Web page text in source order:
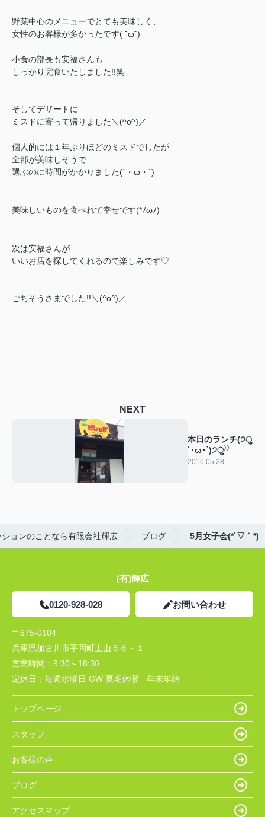
野菜中心のメニューでとても美味しく、
女性のお客様が多かったです( ˘ω˘)
小食の部長も安福さんも
しっかり完食いたしました!!笑
そしてデザートに
ミスドに寄って帰りました＼(^o^)／
個人的には １年ぶりほどのミスドでしたが
全部が美味しそうで
選ぶのに時間がかかりました(´・ω・`)
美味しいものを食べれて幸せです(*ﾉωﾉ)
次は安福さんが
いいお店を探してくれるので楽しみです♡
ごちそうさまでした!!＼(^o^)／
NEXT
本日のランチ(੭ु
´･ω･`)੭ु⁾⁾
2016.05.28
ョンのことなら有限会社輝広 ブログ 5月女子会(*´▽｀*)
(有)輝広
0120-928-028 お問い合わせ
〒675-0104
兵庫県加古川市平岡町土山５６－１
営業時間： 9:30～18:30
定休日： 毎週水曜日 GW 夏期休暇 年末年始
トップページ
スタッフ
お客様の声
ブログ
アクセスマップ